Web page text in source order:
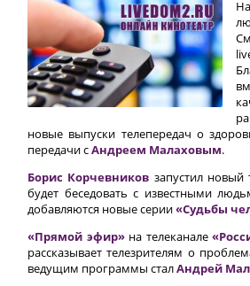
новые выпуски телепередач о
передачи сАндреем Малаховым.
Борис Корчевников запустил новый
будет беседовать с известными
добавляются новые серии«Судьбы
«Прямой эфир»на телеканале
рассказывает телезрителям о
ведущим программы сталАндрей